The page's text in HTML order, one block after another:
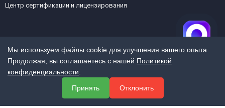
Центр сертификации и лицензирования
МЕНЮ
Мы используем файлы cookie для улучшения вашего опыта.
Продолжая, вы соглашаетесь с нашей Политикой
конфиденциальности
Принять
Отклонить